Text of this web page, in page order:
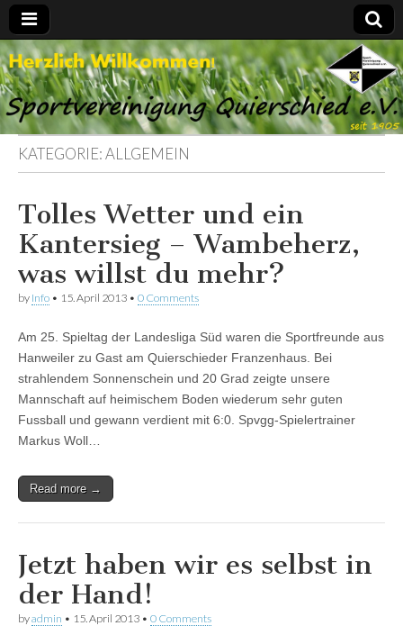
Spvgg.
Quierschied
Offizielle
Internetpräsenz
KATEGORIE:ALLGEMEIN
Tolles Wetter und ein
Kantersieg – Wambeherz,
was willst du mehr?
by Info • 15. April 2013 • 0 Comments
Am 25. Spieltag der Landesliga Süd waren die Sportfreunde aus
Hanweiler zu Gast am Quierschieder Franzenhaus. Bei
strahlendem Sonnenschein und 20 Grad zeigte unsere
Mannschaft auf heimischem Boden wiederum sehr guten
Fussball und gewann verdient mit 6:0. Spvgg-Spielertrainer
Markus Woll…
Read more →
Jetzt haben wir es selbst in
der Hand!
byadmin • 15. April 2013 • 0 Comments